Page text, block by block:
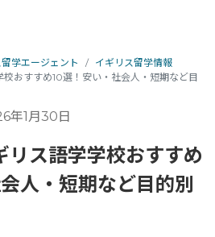
学エージェント
イギリス留学情報
校おすすめ10選！安い・社会人・短期など目
年1月30日
リス語学学校おすすめ
人・短期など目的別